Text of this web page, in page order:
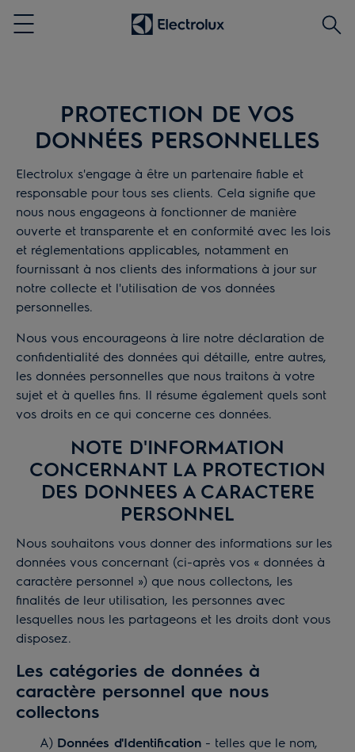
Menu
PROTECTION DE VOS
DONNÉES PERSONNELLES
Electrolux s'engage à être un partenaire fiable et
responsable pour tous ses clients. Cela signifie que
nous nous engageons à fonctionner de manière
ouverte et transparente et en conformité avec les lois
et réglementations applicables, notamment en
fournissant à nos clients des informations à jour sur
notre collecte et l'utilisation de vos données
personnelles.
Nous vous encourageons à lire notre déclaration de
confidentialité des données qui détaille, entre autres,
les données personnelles que nous traitons à votre
sujet et à quelles fins. Il résume également quels sont
vos droits en ce qui concerne ces données.
NOTE D'INFORMATION
CONCERNANT LA PROTECTION
DES DONNEES A CARACTERE
PERSONNEL
Nous souhaitons vous donner des informations sur les
données vous concernant (ci-après vos « données à
caractère personnel ») que nous collectons, les
finalités de leur utilisation, les personnes avec
lesquelles nous les partageons et les droits dont vous
disposez.
Les catégories de données à
caractère personnel que nous
collectons
A) Données d'Identification - telles que le nom,